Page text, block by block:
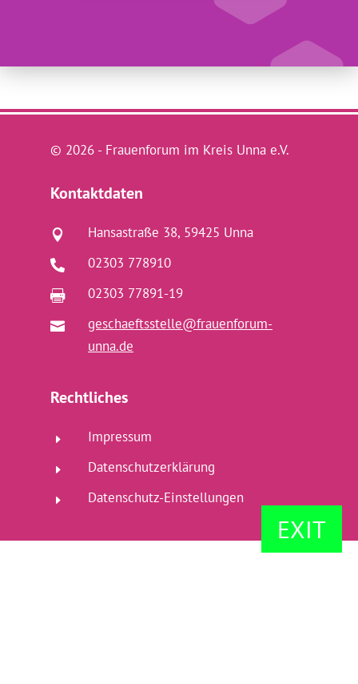
EXIT
© 2026 - Frauenforum im Kreis Unna e.V.
Kontaktdaten
 Hansastraße 38, 59425 Unna
 02303 778910
 02303 77891-19

geschaeftsstelle@frauenforum-
unna.de
Rechtliches
E Impressum
E Datenschutzerklärung
E Datenschutz-Einstellungen